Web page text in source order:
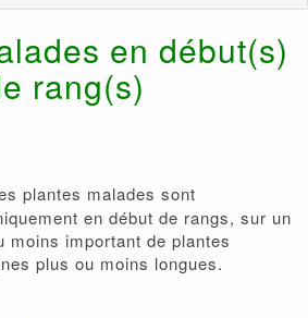
en début(s)
rang(s)
plantes malades sont
en début de rangs, sur un
moins important de plantes
plus ou moins longues.